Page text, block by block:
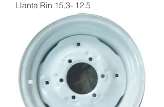
Llanta Rin 15,3- 12.5